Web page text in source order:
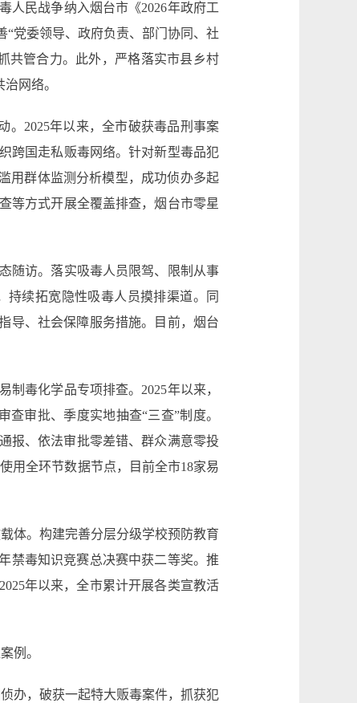
人民战争纳入烟台市《2026年政府工
党委领导、政府负责、部门协同、社
共管合力。此外，严格落实市县乡村
网络。
。2025年以来，全市破获毒品刑事案
跨国走私贩毒网络。针对新型毒品犯
用群体监测分析模型，成功侦办多起
等方式开展全覆盖排查，烟台市零星
随访。落实吸毒人员限驾、限制从事
续拓宽隐性吸毒人员摸排渠道。同
导、社会保障服务措施。目前，烟台
毒化学品专项排查。2025年以来，
审批、季度实地抽查“三查”制度。
报、依法审批零差错、群众满意零投
用全环节数据节点，目前全市18家易
体。构建完善分层分级学校预防教育
禁毒知识竞赛总决赛中获二等奖。推
年以来，全市累计开展各类宣教活
例。
办，破获一起特大贩毒案件，抓获犯